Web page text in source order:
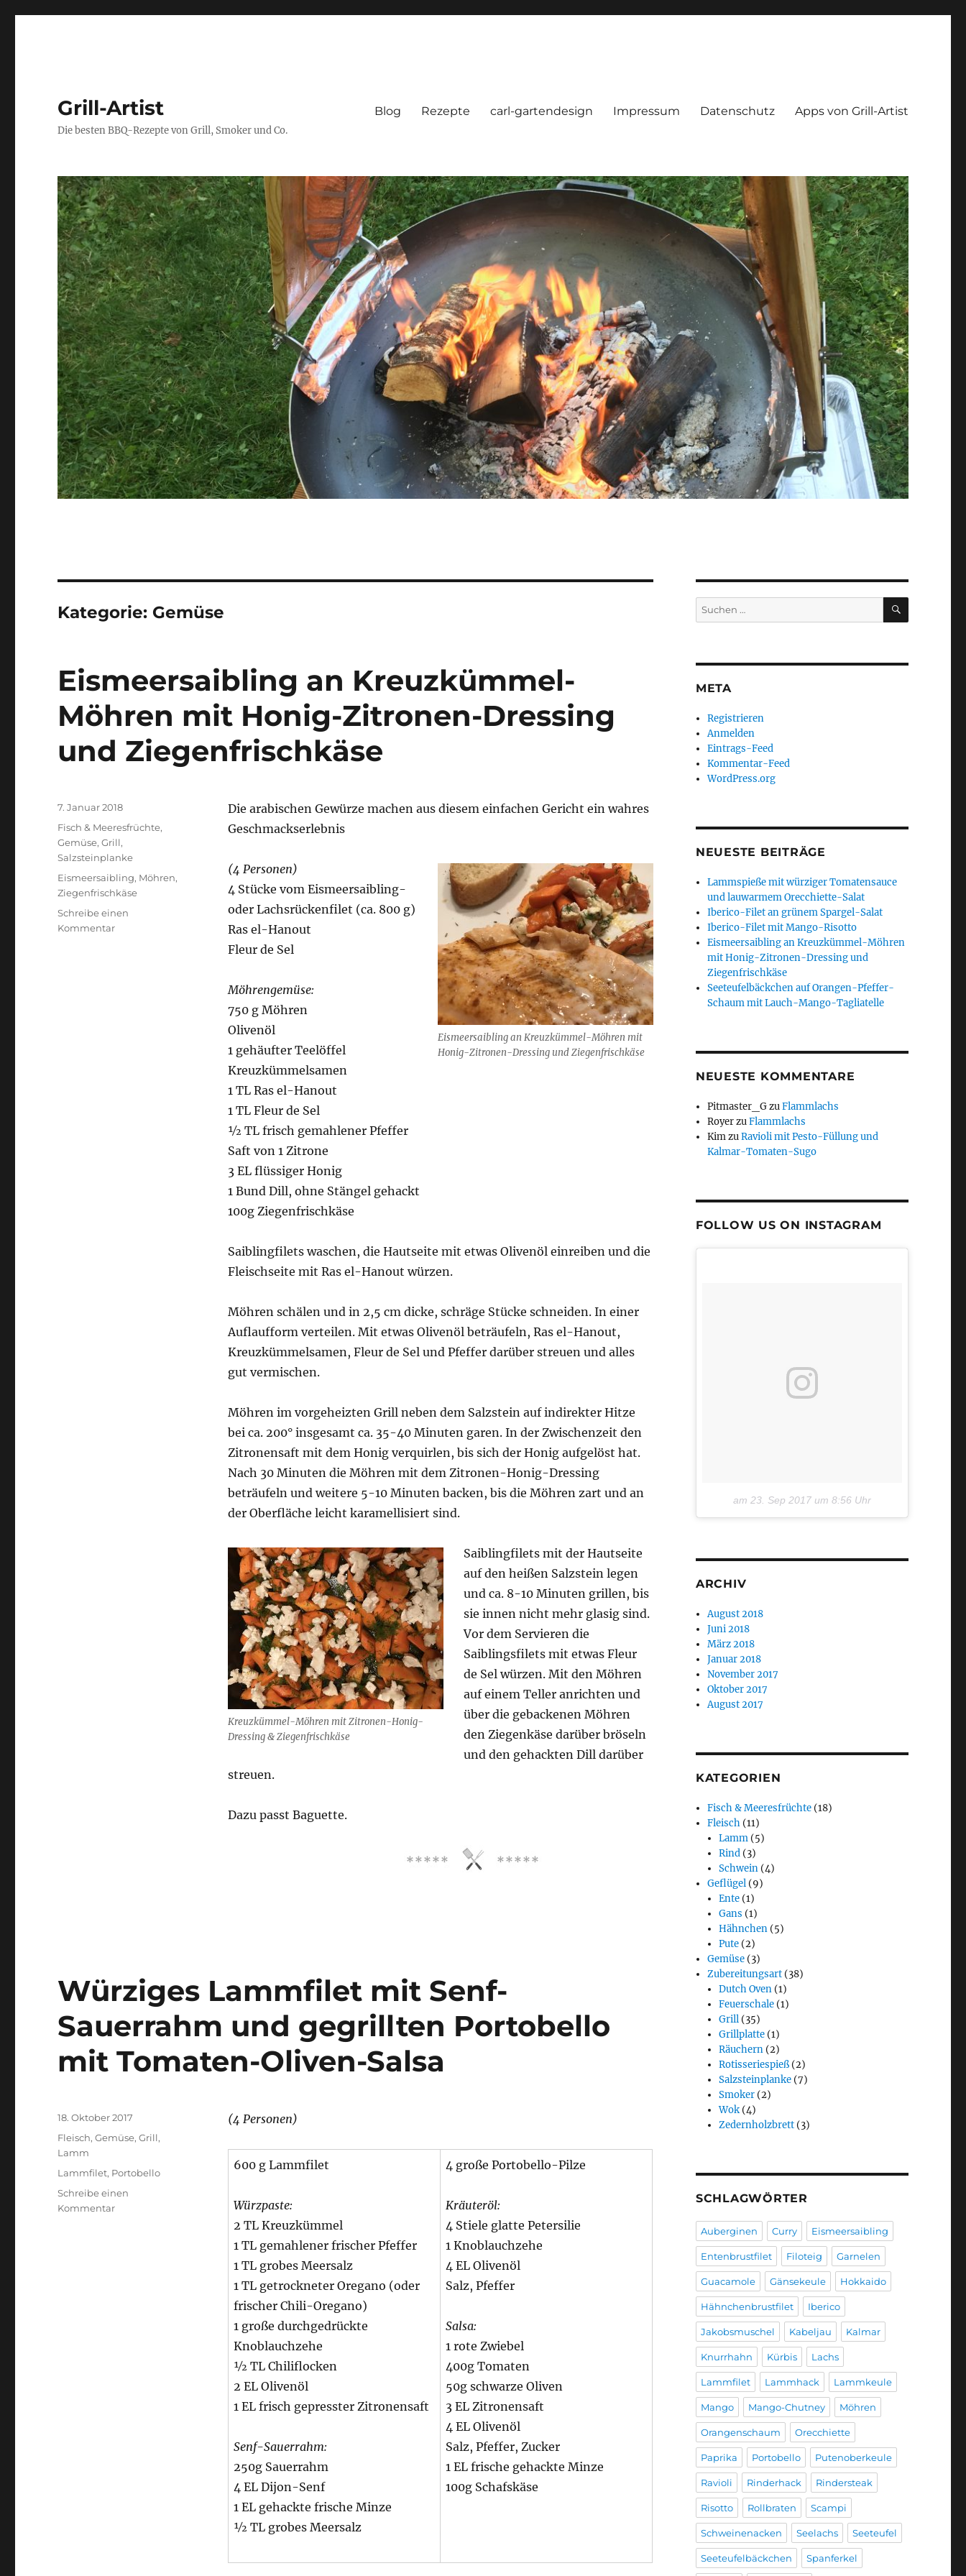
Grill-Artist
Die besten BBQ-Rezepte von Grill, Smoker und Co.
Blog Rezepte carl-gartendesign Impressum Datenschutz Apps von Grill-Artist
Kategorie: Gemüse
Eismeersaibling an Kreuzkümmel-
Möhren mit Honig-Zitronen-Dressing
und Ziegenfrischkäse
Die arabischen Gewürze machen aus diesem einfachen Gericht ein wahres
Geschmackserlebnis
Eismeersaibling an Kreuzkümmel-Möhren mit
Honig-Zitronen-Dressing und Ziegenfrischkäse
(4 Personen)
4 Stücke vom Eismeersaibling-
oder Lachsrückenfilet (ca. 800 g)
Ras el-Hanout
Fleur de Sel
Möhrengemüse:
750 g Möhren
Olivenöl
1 gehäufter Teelöffel
Kreuzkümmelsamen
1 TL Ras el-Hanout
1 TL Fleur de Sel
½ TL frisch gemahlener Pfeffer
Saft von 1 Zitrone
3 EL flüssiger Honig
1 Bund Dill, ohne Stängel gehackt
100g Ziegenfrischkäse
Saiblingfilets waschen, die Hautseite mit etwas Olivenöl einreiben und die
Fleischseite mit Ras el-Hanout würzen.
Möhren schälen und in 2,5 cm dicke, schräge Stücke schneiden. In einer
Auflaufform verteilen. Mit etwas Olivenöl beträufeln, Ras el-Hanout,
Kreuzkümmelsamen, Fleur de Sel und Pfeffer darüber streuen und alles
gut vermischen.
Möhren im vorgeheizten Grill neben dem Salzstein auf indirekter Hitze
bei ca. 200° insgesamt ca. 35-40 Minuten garen. In der Zwischenzeit den
Zitronensaft mit dem Honig verquirlen, bis sich der Honig aufgelöst hat.
Nach 30 Minuten die Möhren mit dem Zitronen-Honig-Dressing
beträufeln und weitere 5-10 Minuten backen, bis die Möhren zart und an
der Oberfläche leicht karamellisiert sind.
Kreuzkümmel-Möhren mit Zitronen-Honig-
Dressing & Ziegenfrischkäse
Saiblingfilets mit der Hautseite
auf den heißen Salzstein legen
und ca. 8-10 Minuten grillen, bis
sie innen nicht mehr glasig sind.
Vor dem Servieren die
Saiblingsfilets mit etwas Fleur
de Sel würzen. Mit den Möhren
auf einem Teller anrichten und
über die gebackenen Möhren
den Ziegenkäse darüber bröseln
und den gehackten Dill darüber
streuen.
Dazu passt Baguette.
Veröffentlicht
am
7. Januar 2018
Kategorien
Fisch & Meeresfrüchte,
Gemüse,Grill,
Salzsteinplanke
Schlagwörter
Eismeersaibling, Möhren,
Ziegenfrischkäse
Schreibe einen
Kommentarzu
Würziges Lammfilet mit Senf-
Sauerrahm und gegrillten Portobello
mit Tomaten-Oliven-Salsa
(4 Personen)
600 g Lammfilet
Würzpaste:
2 TL Kreuzkümmel
1 TL gemahlener frischer Pfeffer
1 TL grobes Meersalz
1 TL getrockneter Oregano (oder
frischer Chili-Oregano)
1 große durchgedrückte
Knoblauchzehe
½ TL Chiliflocken
2 EL Olivenöl
1 EL frisch gepresster Zitronensaft
Senf-Sauerrahm:
250g Sauerrahm
4 EL Dijon-Senf
1 EL gehackte frische Minze
½ TL grobes Meersalz
4 große Portobello-Pilze
Kräuteröl:
4 Stiele glatte Petersilie
1 Knoblauchzehe
4 EL Olivenöl
Salz, Pfeffer
Salsa:
1 rote Zwiebel
400g Tomaten
50g schwarze Oliven
3 EL Zitronensaft
4 EL Olivenöl
Salz, Pfeffer, Zucker
1 EL frische gehackte Minze
100g Schafskäse
Veröffentlicht
am
18. Oktober 2017
Kategorien
Fleisch,Gemüse,Grill,
Lamm
Schlagwörter
Lammfilet, Portobello
Schreibe einen
Kommentarzu
Suchen
nach:
SUCHEN
META
Registrieren
Anmelden
Eintrags-Feed
Kommentar-Feed
WordPress.org
NEUESTE BEITRÄGE
Lammspieße mit würziger Tomatensauce
und lauwarmem Orecchiette-Salat
Iberico-Filet an grünem Spargel-Salat
Iberico-Filet mit Mango-Risotto
Eismeersaibling an Kreuzkümmel-Möhren
mit Honig-Zitronen-Dressing und
Ziegenfrischkäse
Seeteufelbäckchen auf Orangen-Pfeffer-
Schaum mit Lauch-Mango-Tagliatelle
NEUESTE KOMMENTARE
Pitmaster_GzuFlammlachs
RoyerzuFlammlachs
KimzuRavioli mit Pesto-Füllung und
Kalmar-Tomaten-Sugo
FOLLOW US ON INSTAGRAM
am 23. Sep 2017 um 8:56 Uhr
ARCHIV
August 2018
Juni 2018
März 2018
Januar 2018
November 2017
Oktober 2017
August 2017
KATEGORIEN
Fisch & Meeresfrüchte (18)
Fleisch (11)
Lamm (5)
Rind (3)
Schwein (4)
Geflügel (9)
Ente (1)
Gans (1)
Hähnchen (5)
Pute (2)
Gemüse (3)
Zubereitungsart (38)
Dutch Oven (1)
Feuerschale (1)
Grill (35)
Grillplatte (1)
Räuchern (2)
Rotisseriespieß (2)
Salzsteinplanke (7)
Smoker (2)
Wok (4)
Zedernholzbrett (3)
SCHLAGWÖRTER
Auberginen Curry Eismeersaibling
Entenbrustfilet Filoteig Garnelen
Guacamole Gänsekeule Hokkaido
Hähnchenbrustfilet Iberico
Jakobsmuschel Kabeljau Kalmar
Knurrhahn Kürbis Lachs
Lammfilet Lammhack Lammkeule
Mango Mango-Chutney Möhren
Orangenschaum Orecchiette
Paprika Portobello Putenoberkeule
Ravioli Rinderhack Rindersteak
Risotto Rollbraten Scampi
Schweinenacken Seelachs Seeteufel
Seeteufelbäckchen Spanferkel